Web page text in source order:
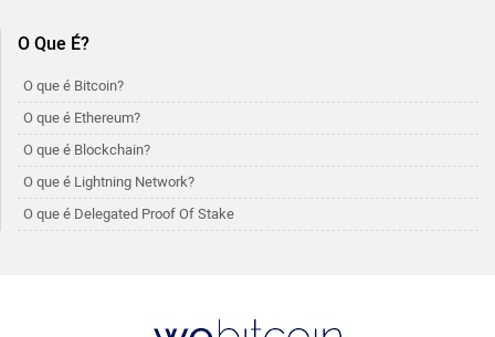
O Que É?
O que é Bitcoin?
O que é Ethereum?
O que é Blockchain?
O que é Lightning Network?
O que é Delegated Proof Of Stake